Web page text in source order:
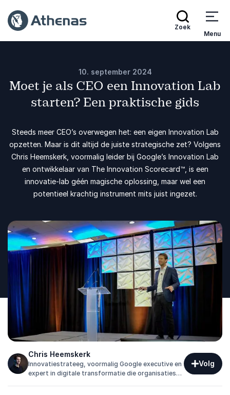
Zoek
Menu
10. september 2024
Moet je als CEO een Innovation Lab
starten? Een praktische gids
Steeds meer CEO’s overwegen het: een eigen Innovation Lab
opzetten. Maar is dit altijd de juiste strategische zet? Volgens
Chris Heemskerk, voormalig leider bij Google’s Innovation Lab
en ontwikkelaar van The Innovation Scorecard™️, is een
innovatie-lab géén magische oplossing, maar wel een
potentieel krachtig instrument mits juist ingezet.
Chris Heemskerk
Innovatiestrateeg, voormalig Google executive en
expert in digitale transformatie die organisaties
Volg